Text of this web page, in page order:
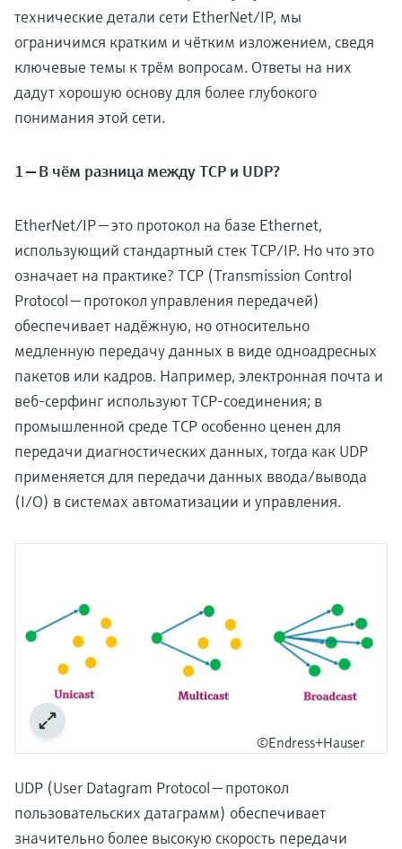
технические детали сети EtherNet/IP, мы
ограничимся кратким и чётким изложением, сведя
ключевые темы к трём вопросам. Ответы на них
дадут хорошую основу для более глубокого
понимания этой сети.
1 — В чём разница между TCP и UDP?
EtherNet/IP — это протокол на базе Ethernet,
использующий стандартный стек TCP/IP. Но что это
означает на практике? TCP (Transmission Control
Protocol — протокол управления передачей)
обеспечивает надёжную, но относительно
медленную передачу данных в виде одноадресных
пакетов или кадров. Например, электронная почта и
веб-серфинг используют TCP-соединения; в
промышленной среде TCP особенно ценен для
передачи диагностических данных, тогда как UDP
применяется для передачи данных ввода/вывода
(I/O) в системах автоматизации и управления.
©Endress+Hauser
UDP (User Datagram Protocol — протокол
пользовательских датаграмм) обеспечивает
значительно более высокую скорость передачи